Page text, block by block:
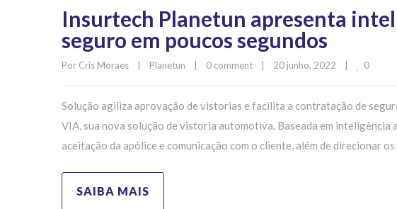
Insurtech Planetun apresenta
seguro em poucos segundos
Por Cris Moraes Planetun 0 comment 20 junho, 2022 0
Solução agiliza aprovação de vistorias e facilita a contratação de
VIA, sua nova solução de vistoria automotiva. Baseada em
aceitação da apólice e comunicação com o cliente, além de direcionar
SAIBA MAIS